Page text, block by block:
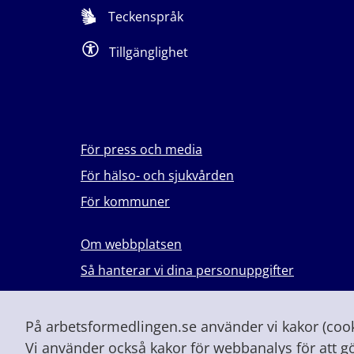
På arbetsformedlingen.se använder vi kakor
Vi använder också kakor för webbanalys för att
Teckenspråk
Tillgänglighet
För press och media
För hälso- och sjukvården
För kommuner
Om webbplatsen
Så hanterar vi dina personuppgifter
Lever du med våld i en nära relation?
Vid höjd beredskap och krig